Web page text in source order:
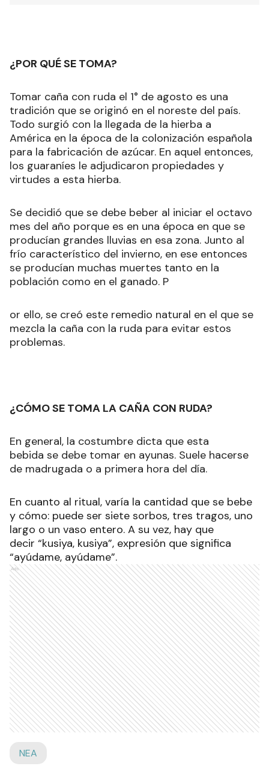
¿POR QUÉ SE TOMA?
Tomar caña con ruda el 1° de agosto es una
tradición que se originó en el noreste del país.
Todo surgió con la llegada de la hierba a
América en la época de la colonización española
para la fabricación de azúcar. En aquel entonces,
los guaraníes le adjudicaron propiedades y
virtudes a esta hierba.
Se decidió que se debe beber al iniciar el octavo
mes del año porque es en una época en que se
producían grandes lluvias en esa zona. Junto al
frío característico del invierno, en ese entonces
se producían muchas muertes tanto en la
población como en el ganado. P
or ello, se creó este remedio natural en el que se
mezcla la caña con la ruda para evitar estos
problemas.
¿CÓMO SE TOMA LA CAÑA CON RUDA?
En general, la costumbre dicta que esta
bebida se debe tomar en ayunas. Suele hacerse
de madrugada o a primera hora del día.
En cuanto al ritual, varía la cantidad que se bebe
y cómo: puede ser siete sorbos, tres tragos, uno
largo o un vaso entero. A su vez, hay que
decir “kusiya, kusiya”, expresión que significa
“ayúdame, ayúdame”.
Ads
NEA